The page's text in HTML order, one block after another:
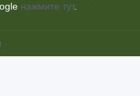
нажмите тут.